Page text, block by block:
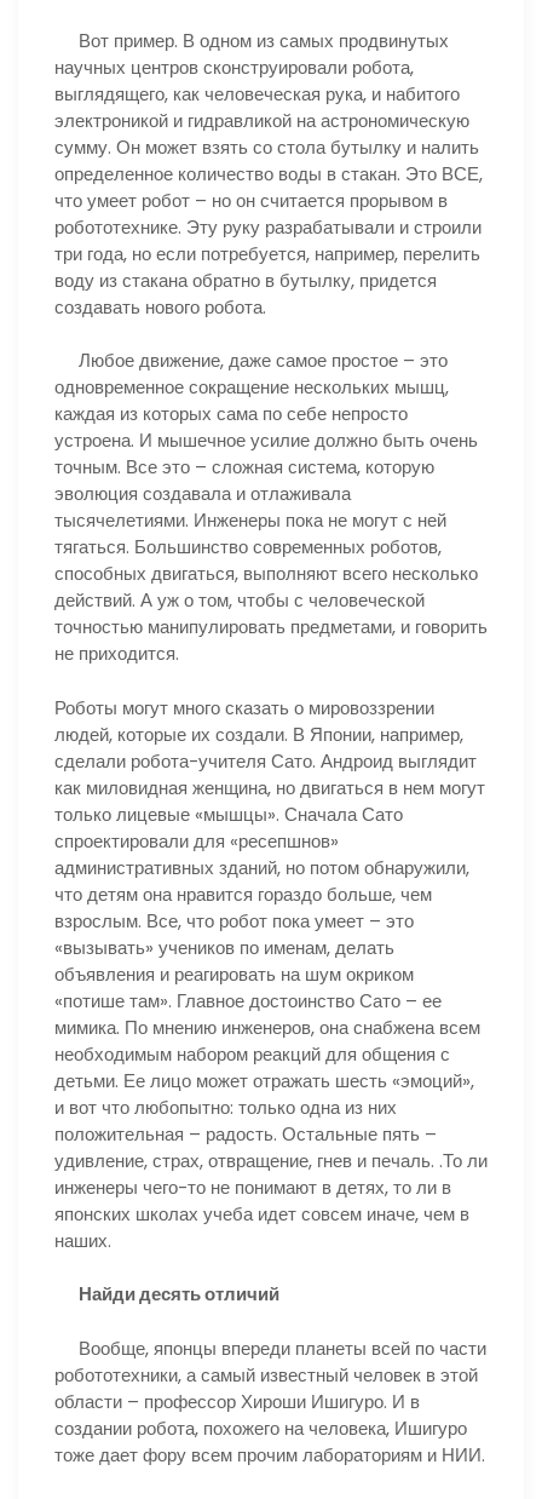
Вот пример. В одном из самых продвинутых
научных центров сконструировали робота,
выглядящего, как человеческая рука, и набитого
электроникой и гидравликой на астрономическую
сумму. Он может взять со стола бутылку и налить
определенное количество воды в стакан. Это ВСЕ,
что умеет робот – но он считается прорывом в
робототехнике. Эту руку разрабатывали и строили
три года, но если потребуется, например, перелить
воду из стакана обратно в бутылку, придется
создавать нового робота.
Любое движение, даже самое простое – это
одновременное сокращение нескольких мышц,
каждая из которых сама по себе непросто
устроена. И мышечное усилие должно быть очень
точным. Все это – сложная система, которую
эволюция создавала и отлаживала
тысячелетиями. Инженеры пока не могут с ней
тягаться. Большинство современных роботов,
способных двигаться, выполняют всего несколько
действий. А уж о том, чтобы с человеческой
точностью манипулировать предметами, и говорить
не приходится.
Роботы могут много сказать о мировоззрении
людей, которые их создали. В Японии, например,
сделали робота-учителя Сато. Андроид выглядит
как миловидная женщина, но двигаться в нем могут
только лицевые «мышцы». Сначала Сато
спроектировали для «ресепшнов»
административных зданий, но потом обнаружили,
что детям она нравится гораздо больше, чем
взрослым. Все, что робот пока умеет – это
«вызывать» учеников по именам, делать
объявления и реагировать на шум окриком
«потише там». Главное достоинство Сато – ее
мимика. По мнению инженеров, она снабжена всем
необходимым набором реакций для общения с
детьми. Ее лицо может отражать шесть «эмоций»,
и вот что любопытно: только одна из них
положительная – радость. Остальные пять –
удивление, страх, отвращение, гнев и печаль. .То ли
инженеры чего-то не понимают в детях, то ли в
японских школах учеба идет совсем иначе, чем в
наших.
Найди десять отличий
Вообще, японцы впереди планеты всей по части
робототехники, а самый известный человек в этой
области – профессор Хироши Ишигуро. И в
создании робота, похожего на человека, Ишигуро
тоже дает фору всем прочим лабораториям и НИИ.